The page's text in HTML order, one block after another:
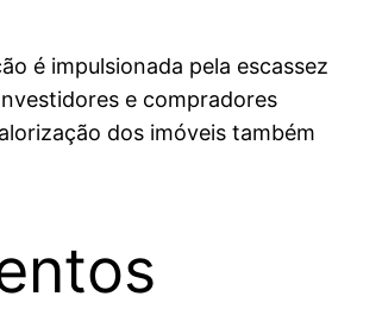
é impulsionada pela escassez
e compradores
dos imóveis também